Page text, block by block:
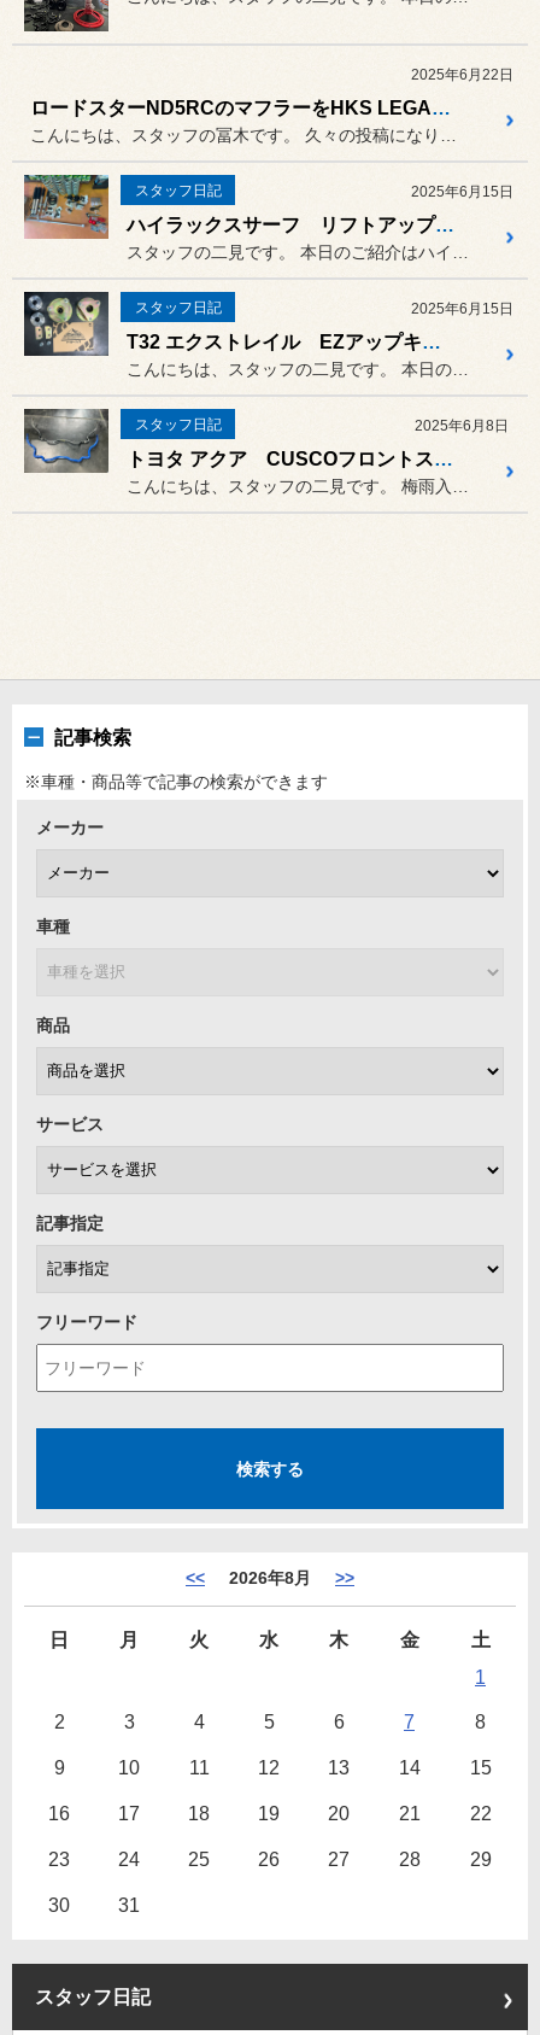
2025年6月22日
ロードスターND5RCのマフラーをHKS LEGAMAX sportsに交換
こんにちは、スタッフの冨木です。 久々の投稿になります。
スタッフ日記 2025年6月15日
ハイラックスサーフ リフトアップ 足廻り交換・アライメント JAOS
スタッフの二見です。 本日のご紹介はハイラックスサーフ...
スタッフ日記 2025年6月15日
T32 エクストレイル EZアップキット装着・アライメント
こんにちは、スタッフの二見です。 本日のご紹介はT32型エクストレ...
スタッフ日記 2025年6月8日
トヨタ アクア CUSCOフロントスタビライザー装着
こんにちは、スタッフの二見です。 梅雨入り秒読みとの事で
記事検索
※車種・商品等で記事の検索ができます
メーカー
車種
商品
サービス
記事指定
フリーワード
<< 2026年8月 >>
日 月 火 水 木 金
土
1
2 3 4 5 6 7 8
9 10 11 12 13 14 15
16 17 18 19 20 21 22
23 24 25 26 27 28 29
30 31
スタッフ日記